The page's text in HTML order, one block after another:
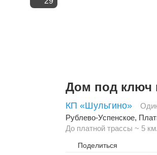
Дом под ключ
КП «Шульгино»
Рублево-Успенское,
До платной трассы ~ 5 км.
Поделиться